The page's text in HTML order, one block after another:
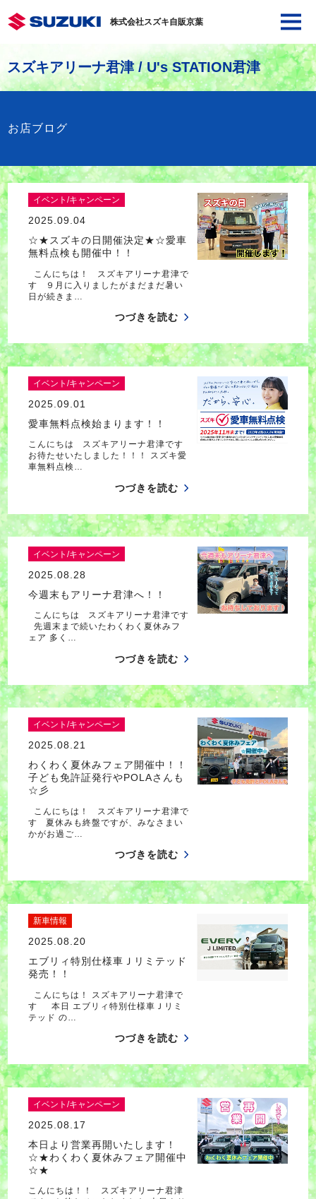
株式会社スズキ自販京葉
スズキアリーナ君津 / U's STATION君津
お店ブログ
イベント/キャンペーン
2025.09.04
☆★スズキの日開催決定★☆愛車
無料点検も開催中！！
こんにちは！ スズキアリーナ君津で
す ９月に入りましたがまだまだ暑い
日が続きま…
つづきを読む
イベント/キャンペーン
2025.09.01
愛車無料点検始まります！！
こんにちは スズキアリーナ君津です
お待たせいたしました！！！ スズキ愛
車無料点検…
つづきを読む
イベント/キャンペーン
2025.08.28
今週末もアリーナ君津へ！！
こんにちは スズキアリーナ君津です
先週末まで続いたわくわく夏休みフ
ェア 多く…
つづきを読む
イベント/キャンペーン
2025.08.21
わくわく夏休みフェア開催中！！
子ども免許証発行やPOLAさんも
☆彡
こんにちは！ スズキアリーナ君津で
す 夏休みも終盤ですが、みなさまい
かがお過ご…
つづきを読む
新車情報
2025.08.20
エブリィ特別仕様車Ｊリミテッド
発売！！
こんにちは！ スズキアリーナ君津で
す 本日 エブリィ特別仕様車Ｊリミ
テッド の…
つづきを読む
イベント/キャンペーン
2025.08.17
本日より営業再開いたします！
☆★わくわく夏休みフェア開催中
☆★
こんにちは！！ スズキアリーナ君津